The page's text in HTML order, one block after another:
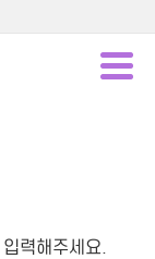
력해주세요.